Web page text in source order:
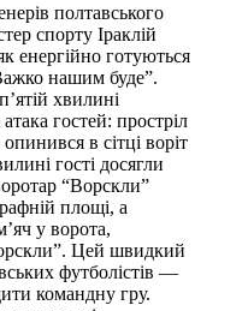
полтавського
спорту Іраклій
енергійно готуються
нашим буде”.
хвилині
гостей: простріл
в сітці воріт
гості досягли
“Ворскли”
площі, а
у ворота,
Цей швидкий
футболістів —
командну гру.